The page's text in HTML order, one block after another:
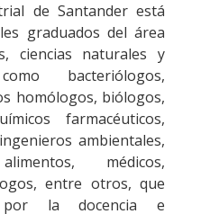
de Santander está
graduados del área
ciencias naturales y
bacteriólogos,
homólogos, biólogos,
farmacéuticos,
ambientales,
médicos,
entre otros, que
por la docencia e